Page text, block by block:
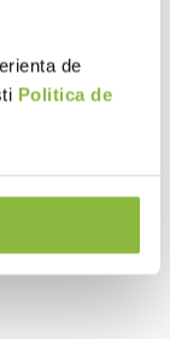
de
Politica de
vase